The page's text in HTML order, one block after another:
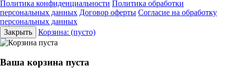
Политика конфиденциальности Политика обработки
персональных данных Договор оферты Согласие на обработку
персональных данных
Закрыть
Корзина: (пусто)
Ваша корзина пуста